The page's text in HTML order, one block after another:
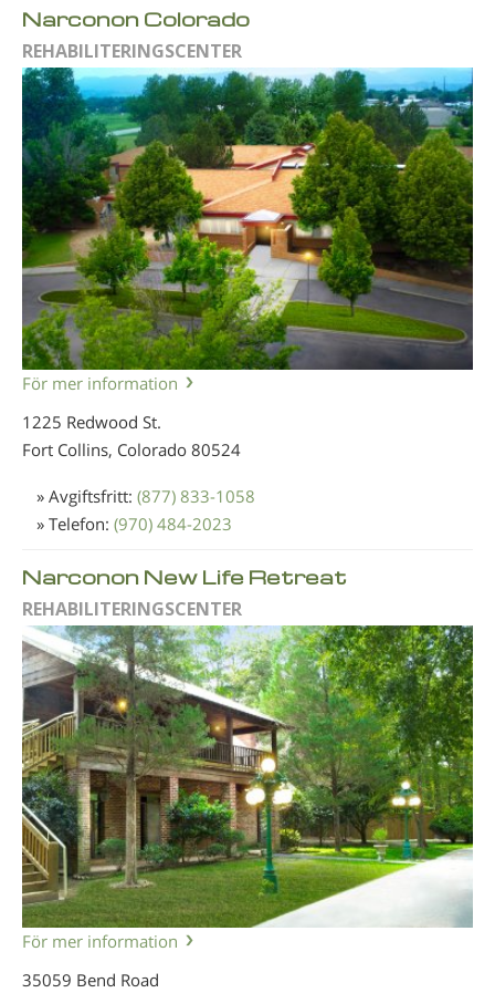
Narconon Colorado
REHABILITERINGSCENTER
För mer information
1225 Redwood St.
Fort Collins, Colorado 80524
» Avgiftsfritt: (877) 833-1058
» Telefon: (970) 484-2023
Narconon New Life Retreat
REHABILITERINGSCENTER
För mer information
35059 Bend Road